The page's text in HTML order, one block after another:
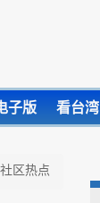
子版 看台湾
社区热点